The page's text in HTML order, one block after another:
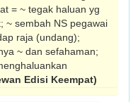
= ~ tegak haluan yg
~ sembah NS pegawai
raja (undang);
~ dan sefahaman;
Edisi Keempat)